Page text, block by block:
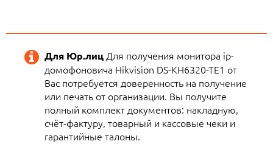
Для Юр.лицДля получения монитора ip-
домофоновича Hikvision DS-KH6320-TE1 от
Вас потребуется доверенность на получение
или печать от организации. Вы получите
полный комплект документов: накладную,
счёт-фактуру, товарный и кассовые чеки и
гарантийные талоны.